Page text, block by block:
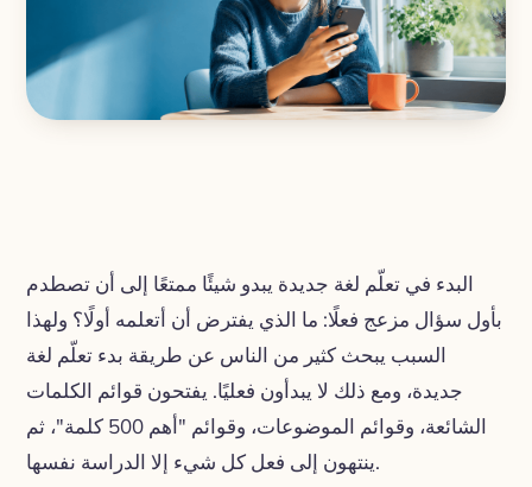
البدء في تعلّم لغة جديدة يبدو شيئًا ممتعًا إلى أن تصطدم
بأول سؤال مزعج فعلًا: ما الذي يفترض أن أتعلمه أولًا؟ ولهذا
السبب يبحث كثير من الناس عن طريقة بدء تعلّم لغة
جديدة، ومع ذلك لا يبدأون فعليًا. يفتحون قوائم الكلمات
الشائعة، وقوائم الموضوعات، وقوائم "أهم 500 كلمة"، ثم
ينتهون إلى فعل كل شيء إلا الدراسة نفسها.